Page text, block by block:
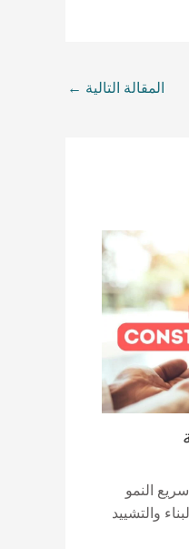
المقالة التالية ←
النمو
والتشييد